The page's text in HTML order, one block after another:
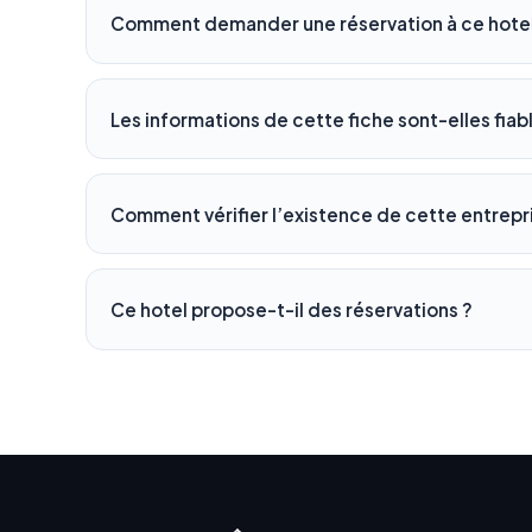
Comment demander une réservation à ce
Les informations de cette fiche sont-elles
Comment vérifier l’existence de cette
Ce hotel propose-t-il des réservations ?